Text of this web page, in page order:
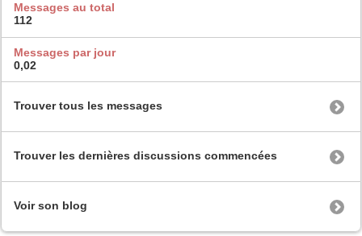
Messages au total
112
Messages par jour
0,02
Trouver tous les messages
Trouver les dernières discussions commencées
Voir son blog